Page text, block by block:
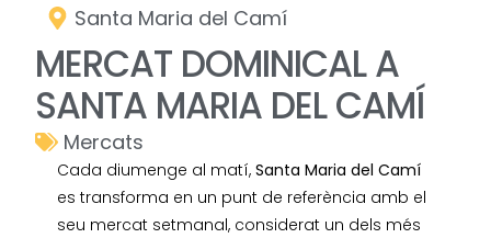
Santa Maria del Camí
MERCAT DOMINICAL A
SANTA MARIA DEL CAMÍ
Mercats
Cada diumenge al matí,Santa Maria del Camí
es transforma en un punt de referència amb el
seu mercat setmanal, considerat un dels més